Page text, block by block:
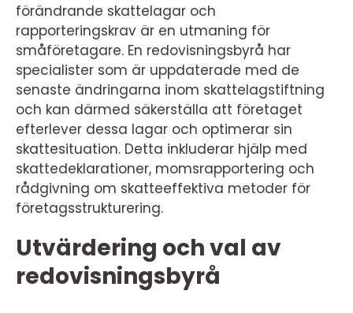
förändrande skattelagar och
rapporteringskrav är en utmaning för
småföretagare. En redovisningsbyrå har
specialister som är uppdaterade med de
senaste ändringarna inom skattelagstiftning
och kan därmed säkerställa att företaget
efterlever dessa lagar och optimerar sin
skattesituation. Detta inkluderar hjälp med
skattedeklarationer, momsrapportering och
rådgivning om skatteeffektiva metoder för
företagsstrukturering.
Utvärdering och val av
redovisningsbyrå